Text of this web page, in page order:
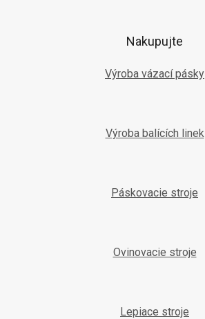
Nakupujte
Výroba vázací pásky
Výroba balících linek
Páskovacie stroje
Ovinovacie stroje
Lepiace stroje